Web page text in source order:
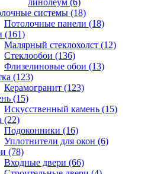
линолеум (6)
системы (18)
Потолочные панели (18)
(161)
Малярный стеклохолст (12)
Стеклообои (136)
Флизелиновые обои (13)
(123)
Керамогранит (123)
(15)
Искусственный камень (15)
(22)
Подоконники (16)
Уплотнители для окон (6)
(78)
Входные двери (66)